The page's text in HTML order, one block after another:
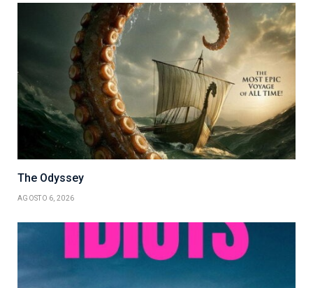
The Odyssey
AGOSTO 6, 2026